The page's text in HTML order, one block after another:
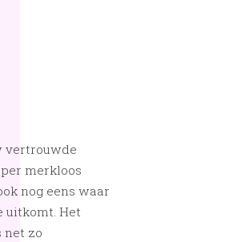
vertrouwde
merkloos
nog eens waar
uitkomt. Het
net zo